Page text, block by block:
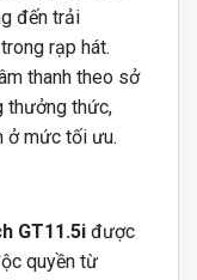
đến trải
rạp hát.
thanh theo sở
thưởng thức,
ở mức tối ưu.
GT11.5i được
quyền từ